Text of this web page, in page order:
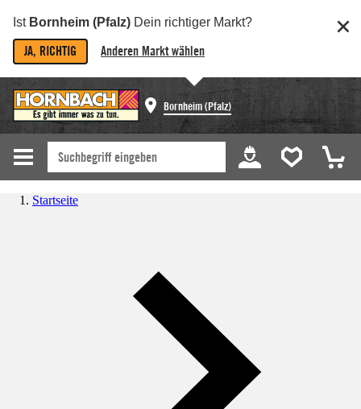
Ist Bornheim (Pfalz) Dein richtiger Markt?
JA, RICHTIG Anderen Markt wählen
Bornheim (Pfalz)
Startseite